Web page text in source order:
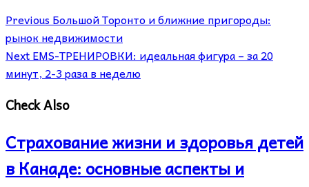
Previous Большой Торонто и ближние пригороды:
рынок недвижимости
NextEMS-ТРЕНИРОВКИ: идеальная фигура – за 20
минут, 2-3 раза в неделю
Check Also
Страхование жизни и здоровья детей
в Канаде: основные аспекты и